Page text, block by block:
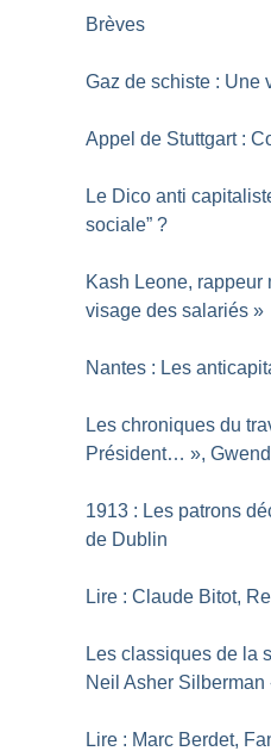
Brèves
Gaz de schiste : Une
Appel de Stuttgart :
Le Dico anti­
sociale” ?
Kash Leone, rappeur
visage des salariés »
Nantes : Les
Les chroniques du
Président… »,
1913 : Les patrons
de Dublin
Lire : Claude Bitot,
Les classiques de la
Neil Asher Silberman
Lire : Marc Berdet,